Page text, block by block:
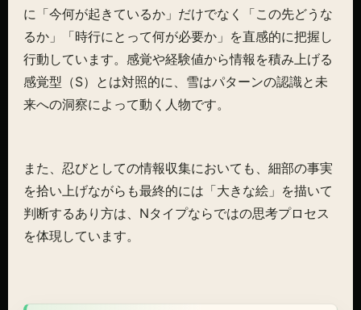
に「今何が起きているか」だけでなく「この先どうな
るか」「時行にとって何が必要か」を直感的に把握し
行動しています。感覚や経験値から情報を積み上げる
感覚型（S）とは対照的に、雪はパターンの認識と未
来への洞察によって動く人物です。
また、忍びとしての情報収集においても、細部の事実
を拾い上げながらも最終的には「大きな絵」を描いて
判断するあり方は、Nタイプならではの思考プロセス
を体現しています。